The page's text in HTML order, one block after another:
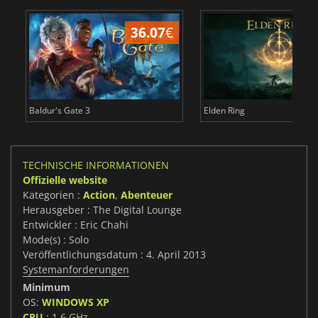
36.07€
Baldur's Gate 3 Elden Ring
TECHNISCHE INFORMATIONEN
Offizielle website
Kategorien : Action, Abenteuer
Herausgeber : The Digital Lounge
Entwickler : Eric Chahi
Mode(s) : Solo
Veröffentlichungsdatum : 4. April 2013
Systemanforderungen
Minimum
OS: WINDOWS XP